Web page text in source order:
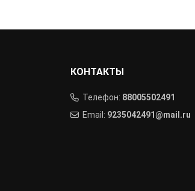
КОНТАКТЫ
Телефон: 88005502491
Email: 9235042491@mail.ru